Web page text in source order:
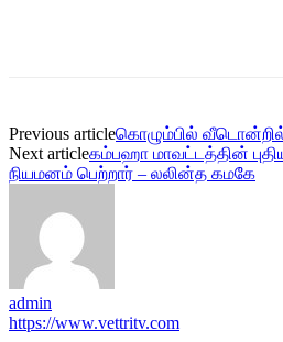
Previous articleகொழும்பில்
Next articleகம்பஹா மாவட்டத்தின்
நியமனம் பெற்றார் – லலின்த கமகே
admin
https://www.vettritv.com